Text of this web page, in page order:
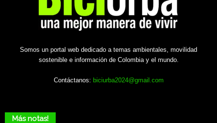
Somos un portal web dedicado a temas ambientales, movilidad
sostenible e información de Colombia y el mundo.
Contáctanos: biciurba2024@gmail.com
Más notas!